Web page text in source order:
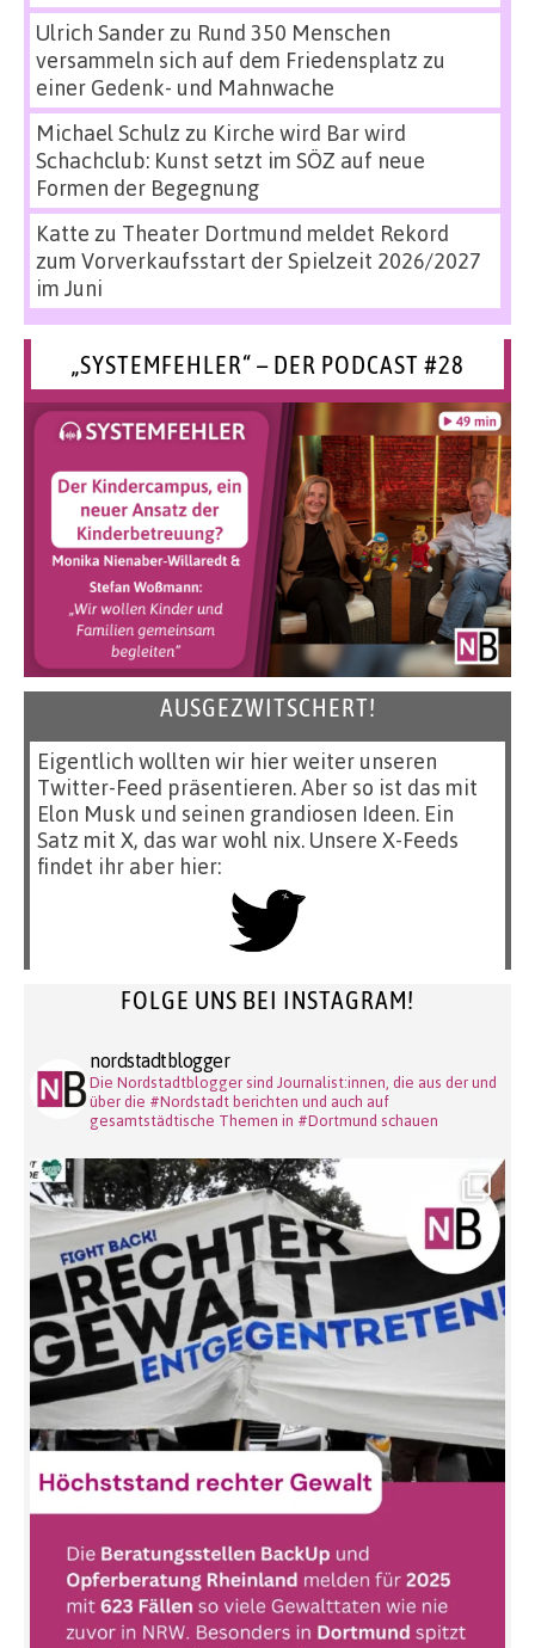
Ulrich Sanderzu Rund 350 Menschen
versammeln sich auf dem Friedensplatz zu
einer Gedenk- und Mahnwache
Michael Schulz zu Kirche wird Bar wird
Schachclub: Kunst setzt im SÖZ auf neue
Formen der Begegnung
Katte zu Theater Dortmund meldet Rekord
zum Vorverkaufsstart der Spielzeit 2026/2027
im Juni
„SYSTEMFEHLER“ – DER PODCAST #28
AUSGEZWITSCHERT!
Eigentlich wollten wir hier weiter unseren
Twitter-Feed präsentieren. Aber so ist das mit
Elon Musk und seinen grandiosen Ideen. Ein
Satz mit X, das war wohl nix. Unsere X-Feeds
findet ihr aber hier:
FOLGE UNS BEI INSTAGRAM!
nordstadtblogger
Die Nordstadtblogger sind Journalist:innen, die aus der und
über die #Nordstadt berichten und auch auf
gesamtstädtische Themen in #Dortmund schauen